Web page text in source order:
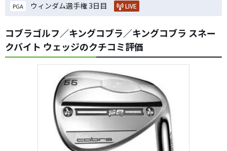
PGA ウィンダム選手権 3日目 LIVE
コブラゴルフ／キングコブラ／キングコブラ スネー
クバイト ウェッジのクチコミ評価